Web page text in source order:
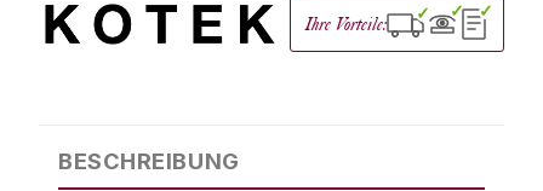
Ihre Vorteile: ✓ ✓ ✓
BESCHREIBUNG